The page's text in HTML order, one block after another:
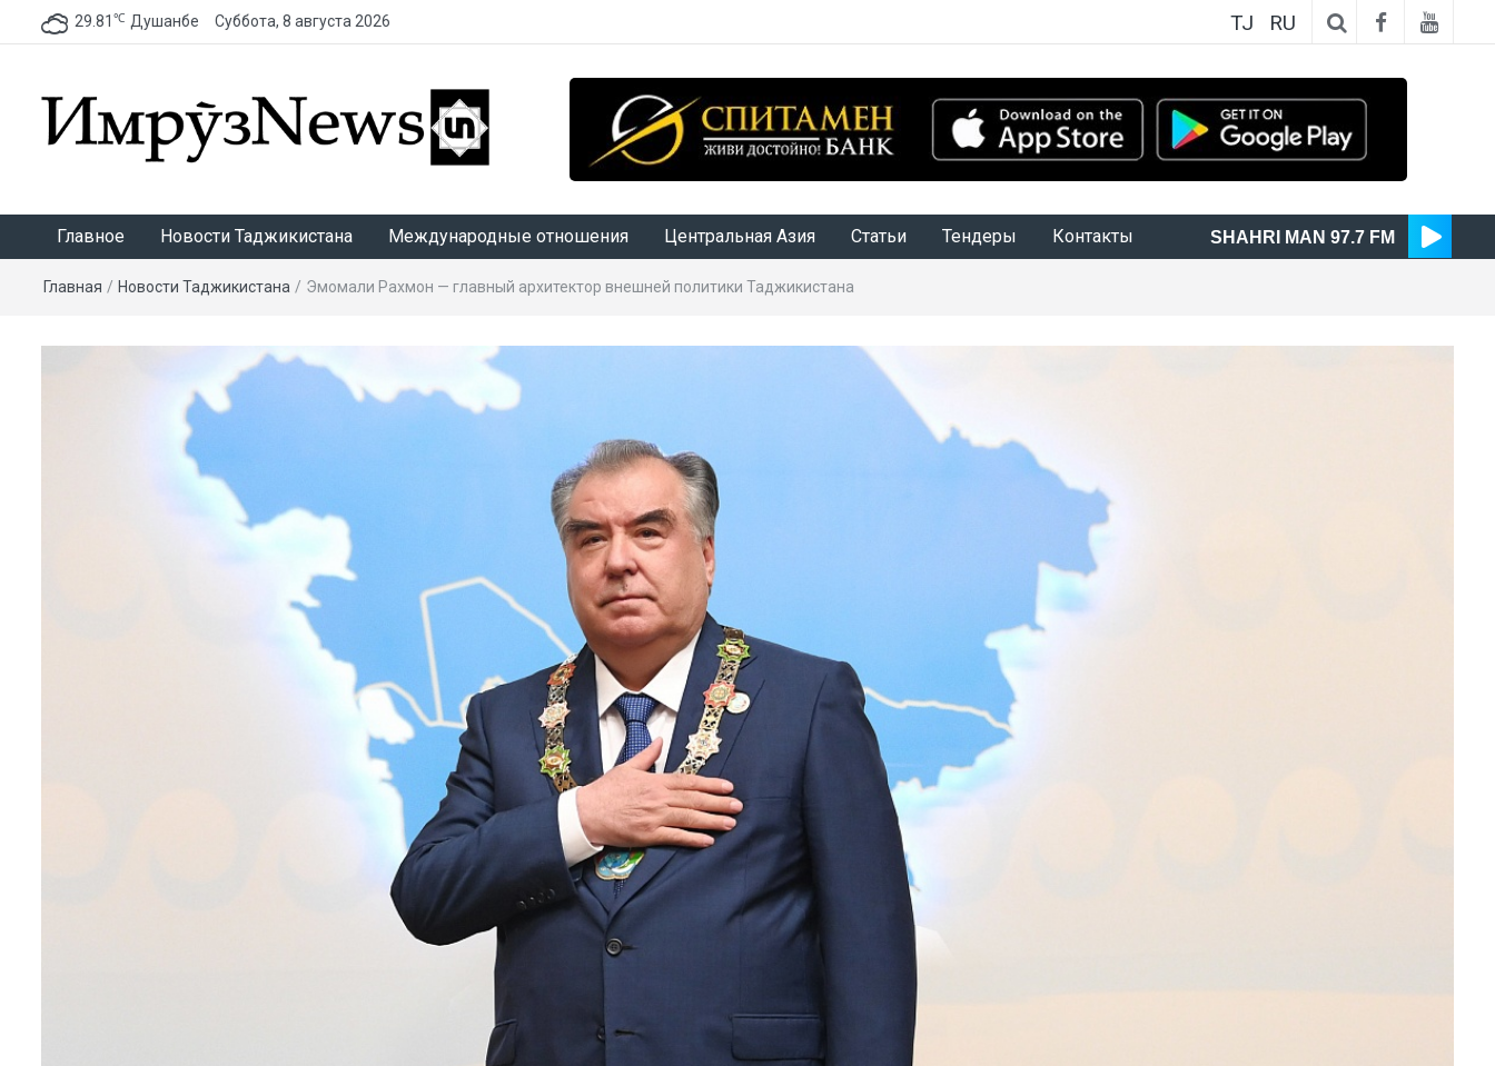
29.81 ℃ Душанбе Суббота, 8 августа 2026 TJ RU
Главное Новости Таджикистана Международные отношения Центральная Азия Статьи Тендеры Контакты SHAHRI MAN 97.7 FM
Главная / Новости Таджикистана / Эмомали Рахмон — главный архитектор внешней политики Таджикистана